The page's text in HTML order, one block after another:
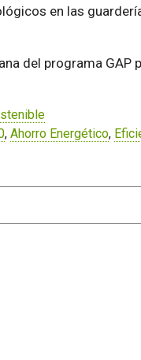
en las
del programa
, Ahorro Energético,